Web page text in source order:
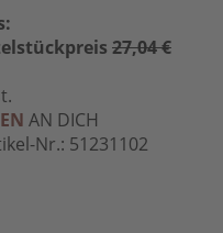
27,04 €
AN DICH
Nr.: 51231102